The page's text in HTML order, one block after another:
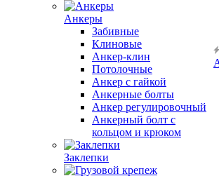
Анкеры
Забивные
Клиновые
Анкер-клин
Потолочные
Анкер с гайкой
Анкерные болты
Анкер регулировочный
Анкерный болт с
кольцом и крюком
Заклепки